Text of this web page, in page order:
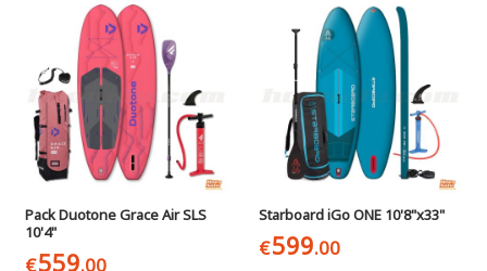
Pack Duotone Grace Air SLS
10'4"
€559.00
Starboard iGo ONE 10'8"x33"
€599.00